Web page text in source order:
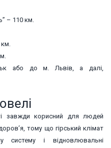
– 110 км.
км.
або до м. Львів, а далі,
завжди корисний для людей
тому що гірський клімат
систему і відновлювальні